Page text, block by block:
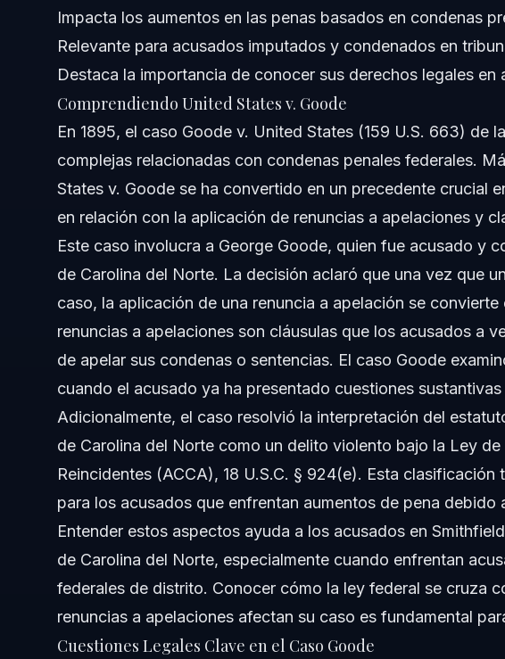
Cuándo Llamar a un Abogado por Cargos Graves
Acerca de Vasquez Law Firm
Preguntas Frecuentes
¿Cómo afecta United States v. Goode a las apelaciones penales?
¿Por qué es importante la aplicación de la renuncia a apelación?
¿Qué debo hacer si he sido acusado y firmé una renuncia a apelación?
¿Las condenas previas pueden afectar mi sentencia criminal actual?
¿Cuánto tiempo dura el proceso de apelación tras la condena?
Fuentes y Referencias
Impacta los aumentos en las penas basados en condenas
Relevante para acusados imputados y condenados en
Destaca la importancia de conocer sus derechos legales en
Comprendiendo United States v. Goode
En 1895, el caso Goode v. United States (159 U.S. 663) de
complejas relacionadas con condenas penales federales.
States v. Goode se ha convertido en un precedente crucial
en relación con la aplicación de renuncias a apelaciones y
Este caso involucra a George Goode, quien fue acusado y
de Carolina del Norte. La decisión aclaró que una vez que
caso, la aplicación de una renuncia a apelación se
renuncias a apelaciones son cláusulas que los acusados a
de apelar sus condenas o sentencias. El caso Goode
cuando el acusado ya ha presentado cuestiones sustantivas
Adicionalmente, el caso resolvió la interpretación del
de Carolina del Norte como un delito violento bajo la Ley
Reincidentes (ACCA), 18 U.S.C. § 924(e). Esta
para los acusados que enfrentan aumentos de pena debido
Entender estos aspectos ayuda a los acusados en
de Carolina del Norte, especialmente cuando enfrentan
federales de distrito. Conocer cómo la ley federal se cruza
renuncias a apelaciones afectan su caso es fundamental
Cuestiones Legales Clave en el Caso Goode